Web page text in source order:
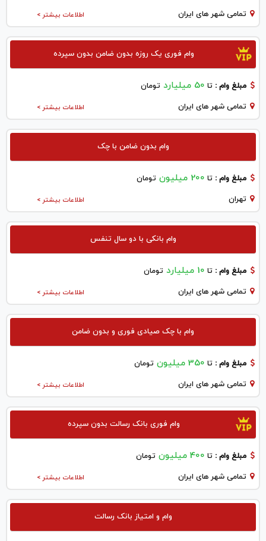
اطلاعات بیشتر > تمامی شهر های ایران
وام فوری یک روزه بدون ضامن بدون سپرده
مبلغ وام : تا 50 میلیارد تومان
اطلاعات بیشتر > تمامی شهر های ایران
وام بدون ضامن با چک
مبلغ وام : تا 200 میلیون تومان
اطلاعات بیشتر > تهران
وام بانکی با دو سال تنفس
مبلغ وام : تا 10 میلیارد تومان
اطلاعات بیشتر > تمامی شهر های ایران
وام با چک صیادی فوری و بدون ضامن
مبلغ وام : تا 350 میلیون تومان
اطلاعات بیشتر > تمامی شهر های ایران
وام فوری بانک رسالت بدون سپرده
مبلغ وام : تا 400 میلیون تومان
اطلاعات بیشتر > تمامی شهر های ایران
وام و امتیاز بانک رسالت